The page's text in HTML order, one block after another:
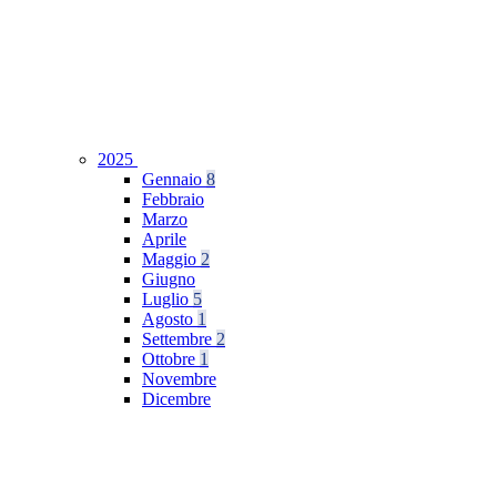
2025
Gennaio 8
Febbraio
Marzo
Aprile
Maggio 2
Giugno
Luglio 5
Agosto 1
Settembre 2
Ottobre 1
Novembre
Dicembre